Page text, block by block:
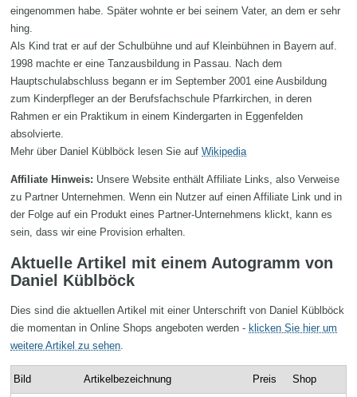
eingenommen habe. Später wohnte er bei seinem Vater, an dem er sehr
hing.
Als Kind trat er auf der Schulbühne und auf Kleinbühnen in Bayern auf.
1998 machte er eine Tanzausbildung in Passau. Nach dem
Hauptschulabschluss begann er im September 2001 eine Ausbildung
zum Kinderpfleger an der Berufsfachschule Pfarrkirchen, in deren
Rahmen er ein Praktikum in einem Kindergarten in Eggenfelden
absolvierte.
Mehr über Daniel Küblböck lesen Sie auf Wikipedia
Affiliate Hinweis: Unsere Website enthält Affiliate Links, also Verweise
zu Partner Unternehmen. Wenn ein Nutzer auf einen Affiliate Link und in
der Folge auf ein Produkt eines Partner-Unternehmens klickt, kann es
sein, dass wir eine Provision erhalten.
Aktuelle Artikel mit einem Autogramm von
Daniel Küblböck
Dies sind die aktuellen Artikel mit einer Unterschrift von Daniel Küblböck
die momentan in Online Shops angeboten werden - klicken Sie hier um
weitere Artikel zu sehen.
Bild Artikelbezeichnung Preis Shop